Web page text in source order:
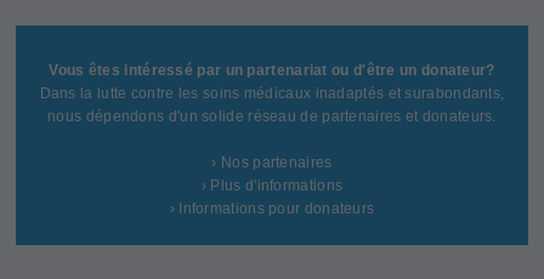
Vous êtes intéressé par un partenariat ou d'être un donateur?
Dans la lutte contre les soins médicaux inadaptés et surabondants,
nous dépendons d'un solide réseau de partenaires et donateurs.
› Nos partenaires
› Plus d'informations
› Informations pour donateurs